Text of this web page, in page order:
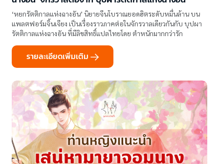
‘หยกรัตติกาลแห่งฉางอัน’ นิยายจีนโบราณยอดฮิตระดับหมื่นล้าน บน
แพลตฟอร์มจิ้นเจียง เป็นเรื่องราวภาคต่อในจักรวาลเดียวกันกับ บุปผา
รัตติกาลแห่งฉางอัน ที่มีลิขสิทธิ์แปลไทยโดย ตำหนักมากกว่ารัก
รายละเอียดเพิ่มเติม